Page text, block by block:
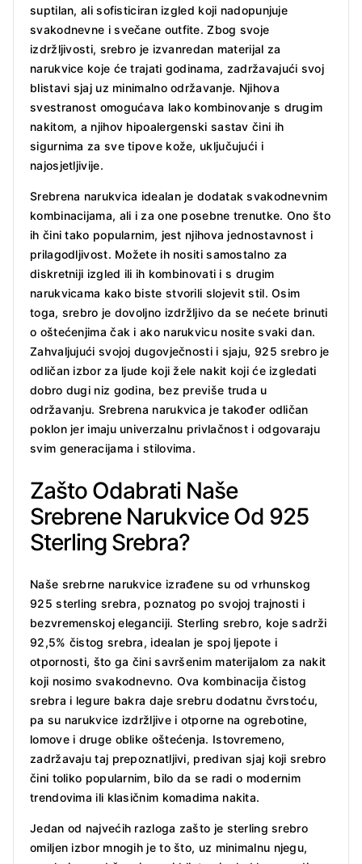
suptilan, ali sofisticiran izgled koji nadopunjuje
svakodnevne i svečane outfite. Zbog svoje
izdržljivosti, srebro je izvanredan materijal za
narukvice koje će trajati godinama, zadržavajući svoj
blistavi sjaj uz minimalno održavanje. Njihova
svestranost omogućava lako kombinovanje s drugim
nakitom, a njihov hipoalergenski sastav čini ih
sigurnima za sve tipove kože, uključujući i
najosjetljivije.
Srebrena narukvica idealan je dodatak svakodnevnim
kombinacijama, ali i za one posebne trenutke. Ono što
ih čini tako popularnim, jest njihova jednostavnost i
prilagodljivost. Možete ih nositi samostalno za
diskretniji izgled ili ih kombinovati i s drugim
narukvicama kako biste stvorili slojevit stil. Osim
toga, srebro je dovoljno izdržljivo da se nećete brinuti
o oštećenjima čak i ako narukvicu nosite svaki dan.
Zahvaljujući svojoj dugovječnosti i sjaju, 925 srebro je
odličan izbor za ljude koji žele nakit koji će izgledati
dobro dugi niz godina, bez previše truda u
održavanju. Srebrena narukvica je također odličan
poklon jer imaju univerzalnu privlačnost i odgovaraju
svim generacijama i stilovima.
Zašto Odabrati Naše
Srebrene Narukvice Od 925
Sterling Srebra?
Naše srebrne narukvice izrađene su od vrhunskog
925 sterling srebra, poznatog po svojoj trajnosti i
bezvremenskoj eleganciji. Sterling srebro, koje sadrži
92,5% čistog srebra, idealan je spoj ljepote i
otpornosti, što ga čini savršenim materijalom za nakit
koji nosimo svakodnevno. Ova kombinacija čistog
srebra i legure bakra daje srebru dodatnu čvrstoću,
pa su narukvice izdržljive i otporne na ogrebotine,
lomove i druge oblike oštećenja. Istovremeno,
zadržavaju taj prepoznatljivi, predivan sjaj koji srebro
čini toliko popularnim, bilo da se radi o modernim
trendovima ili klasičnim komadima nakita.
Jedan od najvećih razloga zašto je sterling srebro
omiljen izbor mnogih je to što, uz minimalnu njegu,